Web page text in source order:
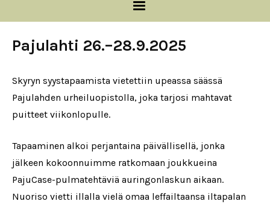
Pajulahti 26.–28.9.2025
Skyryn syystapaamista vietettiin upeassa säässä
Pajulahden urheiluopistolla, joka tarjosi mahtavat
puitteet viikonlopulle.
Tapaaminen alkoi perjantaina päivällisellä, jonka
jälkeen kokoonnuimme ratkomaan joukkueina
PajuCase-pulmatehtäviä auringonlaskun aikaan.
Nuoriso vietti illalla vielä omaa leffailtaansa iltapalan